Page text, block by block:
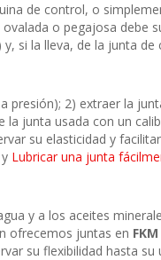
de control, o
o pegajosa debe
si la lleva, de la junta de
presión); 2) extraer la
junta usada con un
su elasticidad y
y Lubricar una junta
y a los aceites
ofrecemos juntas en
su flexibilidad hasta su